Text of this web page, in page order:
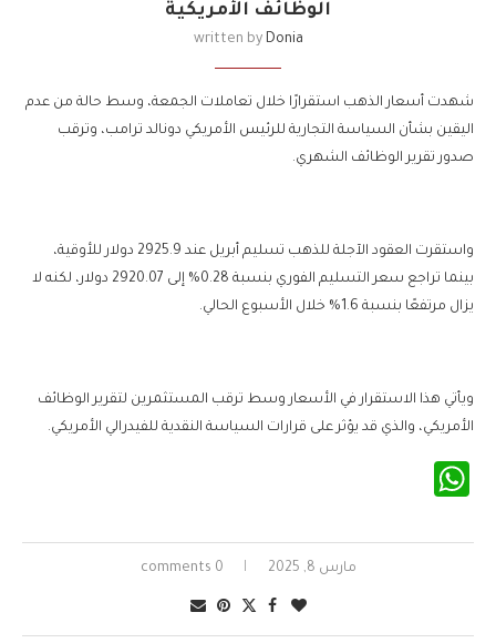
الوظائف الأمريكية
written by Donia
شهدت أسعار الذهب استقرارًا خلال تعاملات الجمعة، وسط حالة من عدم
اليقين بشأن السياسة التجارية للرئيس الأمريكي دونالد ترامب، وترقب
صدور تقرير الوظائف الشهري.
واستقرت العقود الآجلة للذهب تسليم أبريل عند 2925.9 دولار للأوقية،
بينما تراجع سعر التسليم الفوري بنسبة 0.28% إلى 2920.07 دولار، لكنه لا
يزال مرتفعًا بنسبة 1.6% خلال الأسبوع الحالي.
ويأتي هذا الاستقرار في الأسعار وسط ترقب المستثمرين لتقرير الوظائف
الأمريكي، والذي قد يؤثر على قرارات السياسة النقدية للفيدرالي الأمريكي.
مارس 8, 2025 0 comments